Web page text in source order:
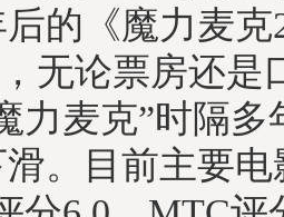
的《魔力麦克
无论票房还是
力麦克”时隔
。目前主要